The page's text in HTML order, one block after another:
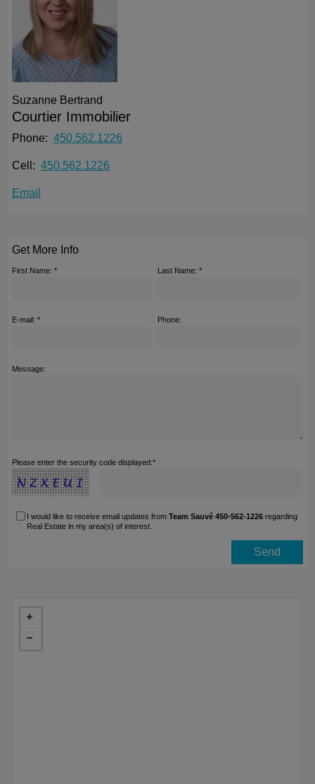
Suzanne Bertrand
Courtier Immobilier
Phone: 450.562.1226
Cell: 450.562.1226
Email
Get More Info
First Name: * Last Name: *
E-mail: * Phone:
Message:
Please enter the security code displayed:*
I would like to receive email updates fromTeam Sauvé 450-562-1226 regarding
Real Estate in my area(s) of interest.